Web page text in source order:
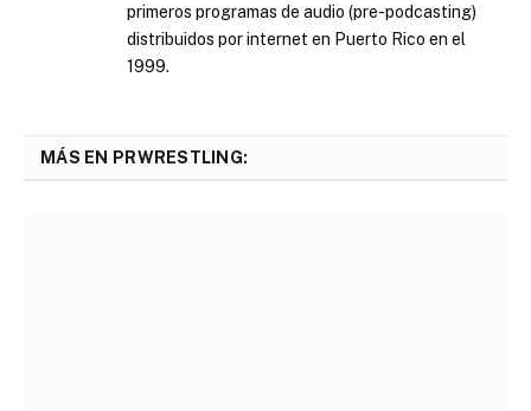
primeros programas de audio (pre-podcasting)
distribuidos por internet en Puerto Rico en el
1999.
MÁS EN PRWRESTLING: